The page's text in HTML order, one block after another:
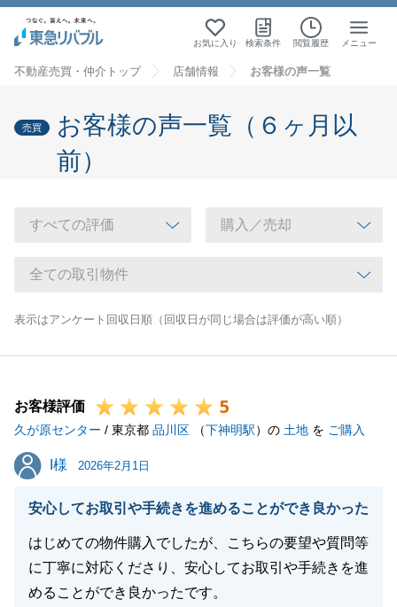
お気に入り 検索条件 閲覧履歴 メニュー
不動産売買・仲介トップ 店舗情報 お客様の声一覧
売買
お客様の声一覧（６ヶ月以
前）
表示はアンケート回収日順（回収日が同じ場合は評価が高い順）
お客様評価 5
久が原センター / 東京都 品川区 （下神明駅）の 土地 を ご購入
I様
I様 2026年2月1日
安心してお取引や手続きを進めることができ良かった
はじめての物件購入でしたが、こちらの要望や質問等
に丁寧に対応くださり、安心してお取引や手続きを進
めることができ良かったです。